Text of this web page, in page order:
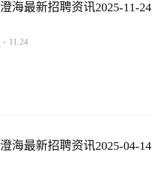
澄海最新招聘资讯2025-11-24
· 11.24
澄海最新招聘资讯2025-04-14